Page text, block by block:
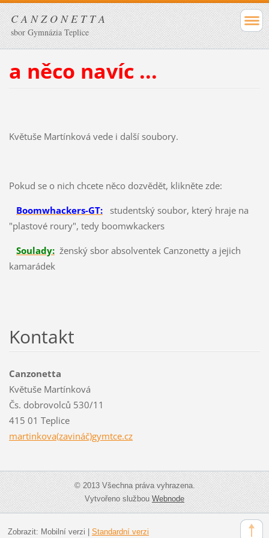
C A N Z O N E T T A
sbor Gymnázia Teplice
a něco navíc ...
Květuše Martínková vede i další soubory.
Pokud se o nich chcete něco dozvědět, klikněte zde:
Boomwhackers-GT:studentský soubor, který hraje na
"plastové roury", tedy boomwkackers
Soulady:ženský sbor absolventek Canzonetty a jejich
kamarádek
Kontakt
Canzonetta
Květuše Martínková
Čs. dobrovolců 530/11
415 01 Teplice
martinkova(zavináč)gymtce.cz
© 2013 Všechna práva vyhrazena.
Vytvořeno službouWebnode
Zobrazit: Mobilní verzi Standardní verzi